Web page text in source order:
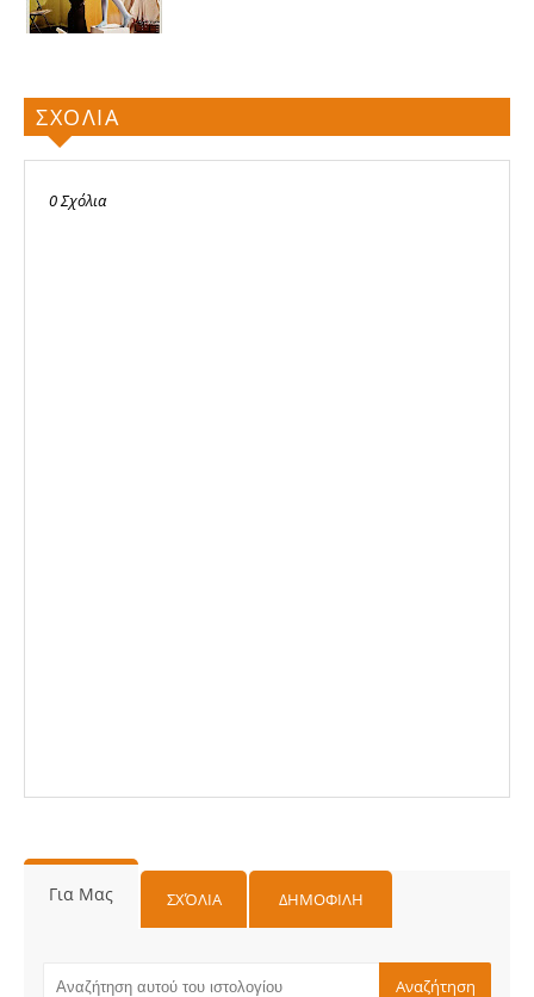
ΣΧΟΛΙΑ
0 Σχόλια
Για Μας ΣΧΌΛΙΑ ΔΗΜΟΦΙΛΗ